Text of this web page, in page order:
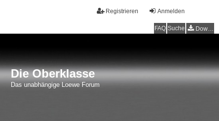
Anmelden
Registrieren
FAQ Suche Downloads
Die Oberklasse
Das unabhängige Loewe Forum